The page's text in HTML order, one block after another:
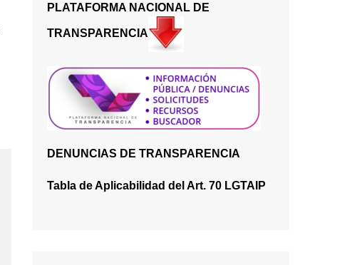
PLATAFORMA NACIONAL DE
TRANSPARENCIA
DENUNCIAS DE TRANSPARENCIA
Tabla de Aplicabilidad del Art. 70 LGTAIP